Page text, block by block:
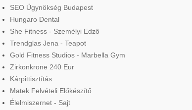
SEO Ügynökség Budapest
Hungaro Dental
She Fitness - Személyi Edző
Trendglas Jena - Teapot
Gold Fitness Studios - Marbella Gym
Zirkonkrone 240 Eur
Kárpittisztítás
Matek Felvételi Előkészítő
Élelmiszernet - Sajt